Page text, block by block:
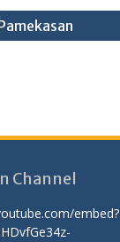
Channel
embed?